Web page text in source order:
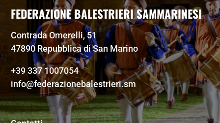
FEDERAZIONE BALESTRIERI SAMMARINESI
Contrada Omerelli, 51
47890 Repubblica di San Marino
+39 337 1007054
info@federazionebalestrieri.sm